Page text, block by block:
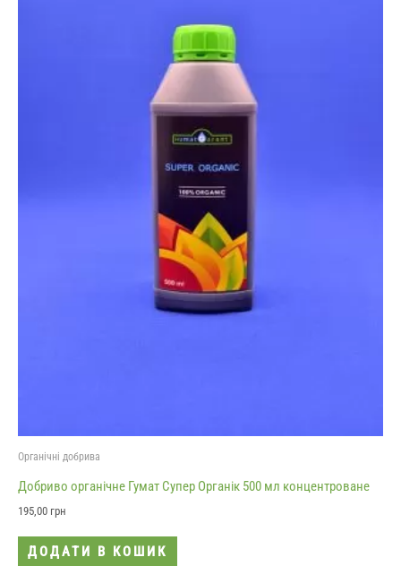
Органічні добрива
Добриво органічне Гумат Супер Органік 500 мл концентроване
195,00 грн
ДОДАТИ В КОШИК